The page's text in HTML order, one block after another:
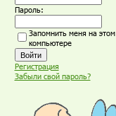
Пароль:
Запомнить меня на этом
компьютере
Регистрация
Забыли свой пароль?